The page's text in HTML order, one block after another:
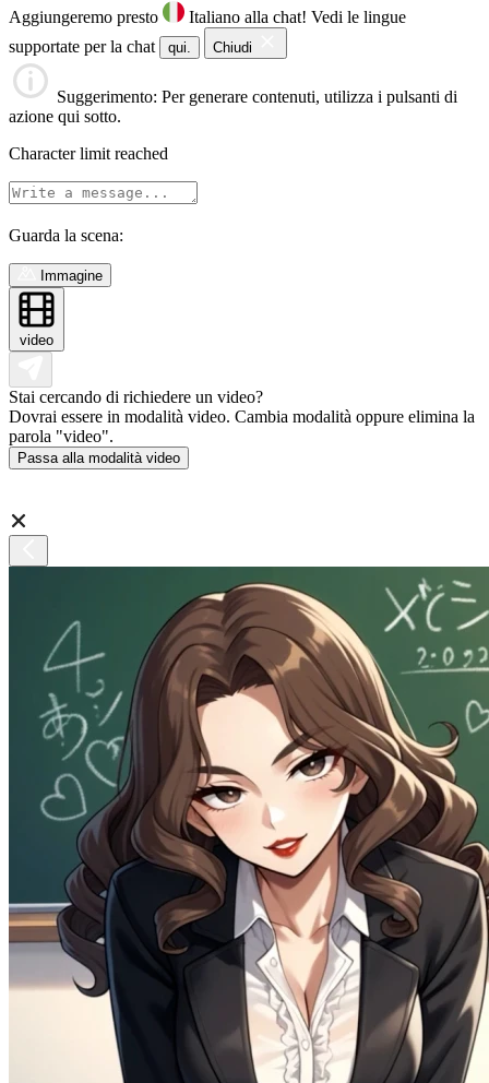
Aggiungeremo presto Italiano alla chat! Vedi le lingue
supportate per la chat
qui. Chiudi
Suggerimento: Per generare contenuti, utilizza i pulsanti di
azione qui sotto.
Character limit reached
Guarda la scena:
Immagine
video
Stai cercando di richiedere un video?
Dovrai essere in modalità video. Cambia modalità oppure elimina la
parola "video".
Passa alla modalità video